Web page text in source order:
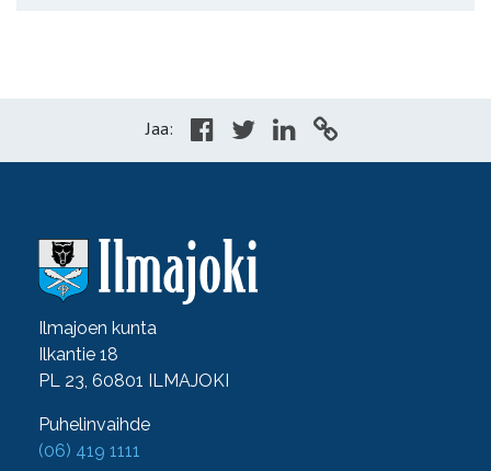
Jaa:
Ilmajoen kunta
Ilkantie 18
PL 23, 60801 ILMAJOKI
Puhelinvaihde
(06) 419 1111